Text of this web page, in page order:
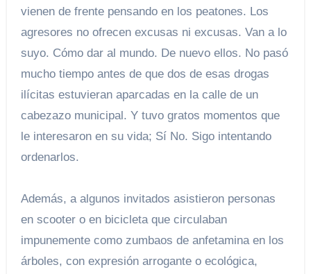
vienen de frente pensando en los peatones. Los
agresores no ofrecen excusas ni excusas. Van a lo
suyo. Cómo dar al mundo. De nuevo ellos. No pasó
mucho tiempo antes de que dos de esas drogas
ilícitas estuvieran aparcadas en la calle de un
cabezazo municipal. Y tuvo gratos momentos que
le interesaron en su vida; Sí No. Sigo intentando
ordenarlos.
Además, a algunos invitados asistieron personas
en scooter o en bicicleta que circulaban
impunemente como zumbaos de anfetamina en los
árboles, con expresión arrogante o ecológica,